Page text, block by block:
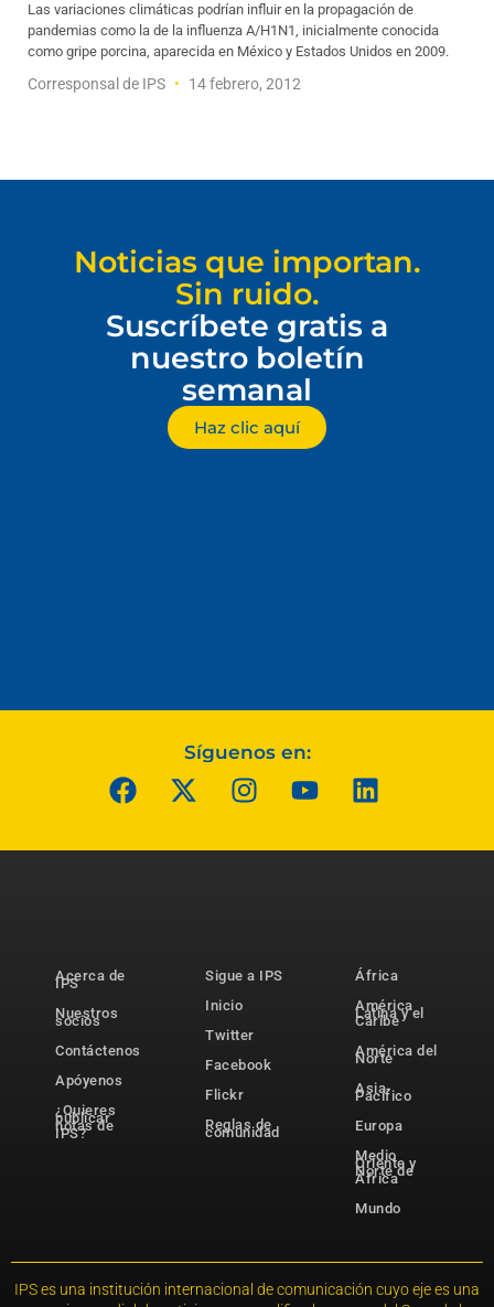
Las variaciones climáticas podrían influir en la propagación de
pandemias como la de la influenza A/H1N1, inicialmente conocida
como gripe porcina, aparecida en México y Estados Unidos en 2009.
Corresponsal de IPS 14 febrero, 2012
Noticias que importan.
Sin ruido.
Suscríbete gratis a
nuestro boletín
semanal
Haz clic aquí
Síguenos en:
Acerca de
IPS
Nuestros
socios
Contáctenos
Apóyenos
¿Quieres
publicar
notas de
IPS?
Sigue a IPS
Inicio
Twitter
Facebook
Flickr
Reglas de
comunidad
África
América
Latina y el
Caribe
América del
Norte
Asia-
Pacífico
Europa
Medio
Oriente y
Norte de
África
Mundo
IPS es una institución internacional de comunicación cuyo eje es una